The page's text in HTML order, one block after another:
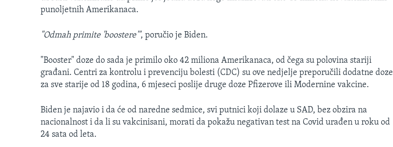
punoljetnih Amerikanaca.
"Odmah primite 'boostere'", poručio je Biden.
"Booster" doze do sada je primilo oko 42 miliona Amerikanaca, od čega su polovina stariji
građani. Centri za kontrolu i prevenciju bolesti (CDC) su ove nedjelje preporučili dodatne doze
za sve starije od 18 godina, 6 mjeseci poslije druge doze Pfizerove ili Modernine vakcine.
Biden je najavio i da će od naredne sedmice, svi putnici koji dolaze u SAD, bez obzira na
nacionalnost i da li su vakcinisani, morati da pokažu negativan test na Covid urađen u roku od
24 sata od leta.